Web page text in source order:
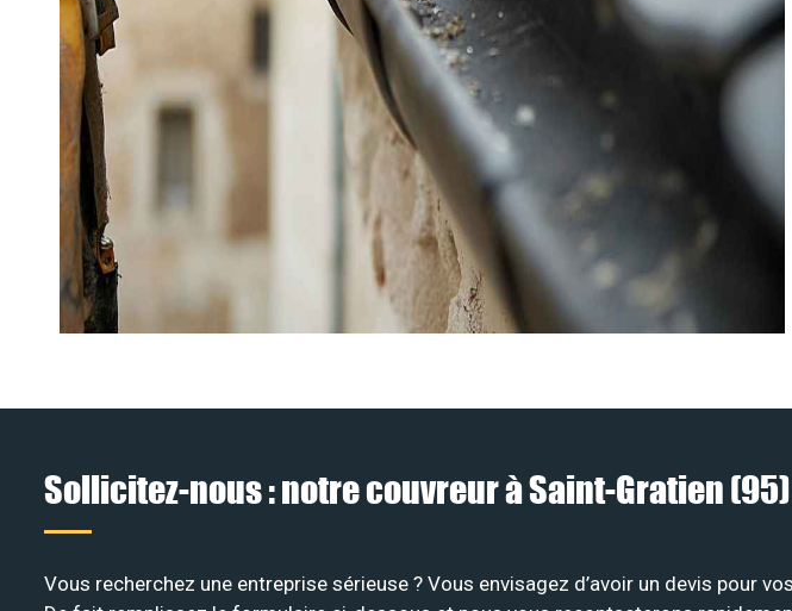
Sollicitez-nous : notre couvreur à Saint-Gratien
Vous recherchez une entreprise sérieuse ? Vous envisagez d’avoir un devis pour